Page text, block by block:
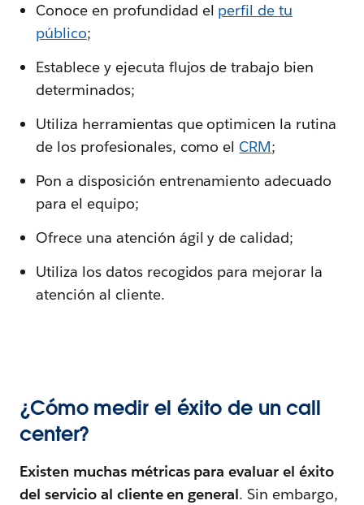
Conoce en profundidad el perfil de tu
público;
Establece y ejecuta flujos de trabajo bien
determinados;
Utiliza herramientas que optimicen la rutina
de los profesionales, como elCRM;
Pon a disposición entrenamiento adecuado
para el equipo;
Ofrece una atención ágil y de calidad;
Utiliza los datos recogidos para mejorar la
atención al cliente.
¿Cómo medir el éxito de un call
center?
Existen muchas métricas para evaluar el éxito
del servicio al cliente en general. Sin embargo,